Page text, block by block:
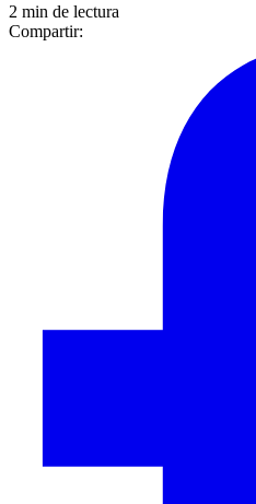
2 min de lectura
Compartir: